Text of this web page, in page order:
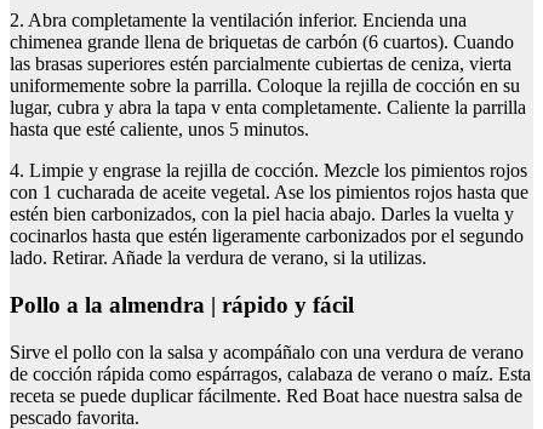
2. Abra completamente la ventilación inferior. Encienda una
chimenea grande llena de briquetas de carbón (6 cuartos). Cuando
las brasas superiores estén parcialmente cubiertas de ceniza, vierta
uniformemente sobre la parrilla. Coloque la rejilla de cocción en su
lugar, cubra y abra la tapa v enta completamente. Caliente la parrilla
hasta que esté caliente, unos 5 minutos.
4. Limpie y engrase la rejilla de cocción. Mezcle los pimientos rojos
con 1 cucharada de aceite vegetal. Ase los pimientos rojos hasta que
estén bien carbonizados, con la piel hacia abajo. Darles la vuelta y
cocinarlos hasta que estén ligeramente carbonizados por el segundo
lado. Retirar. Añade la verdura de verano, si la utilizas.
pollo a la almendra | rápido y fácil
Sirve el pollo con la salsa y acompáñalo con una verdura de verano
de cocción rápida como espárragos, calabaza de verano o maíz. Esta
receta se puede duplicar fácilmente. Red Boat hace nuestra salsa de
pescado favorita.